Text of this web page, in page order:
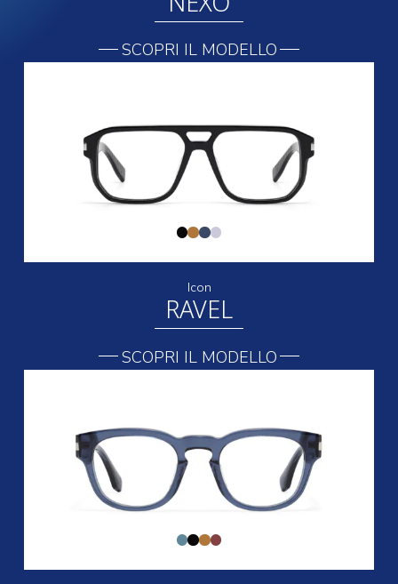
SCOPRI IL MODELLO
Icon
RAVEL
SCOPRI IL MODELLO